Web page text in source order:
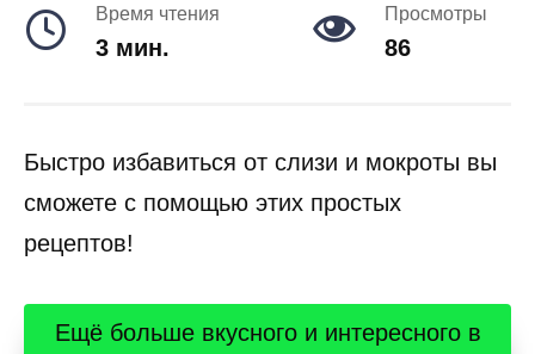
Время чтения
3 мин.
Просмотры
86
Быстро избавиться от слизи и мокроты вы
сможете с помощью этих простых
рецептов!
Ещё больше вкусного и интересного в